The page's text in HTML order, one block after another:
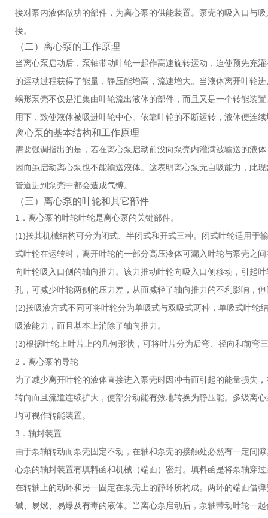
接对泵内液体做功的部件，为离心泵的供能装置。泵壳的吸入口与
接。
（二）离心泵的工作原理
当离心泵启动后，泵轴带动叶轮一起作高速旋转运动，迫使预先充
的运动过程获得了能量，静压能增高，流速增大。当液体离开叶轮
蜗形泵壳不仅是汇集由叶轮流出液体的部件，而且又是一个转能装
用下，致使液体被吸进叶轮中心。依靠叶轮的不断运转，液体便连
离心泵的基本结构和工作原理
需要强调指出的是，若在离心泵启动前没向泵壳内灌满被输送的液
因而虽启动离心泵也不能输送液体。这表明离心泵无自吸能力，此
管道进到泵壳中都会造成气缚。
（三）离心泵的叶轮和其它部件
1．离心泵的叶轮叶轮是离心泵的关键部件。
(1)按其机械结构可分为闭式、半闭式和开式三种。闭式叶轮适用于
式叶轮在运转时，离开叶轮的一部分高压液体可漏入叶轮与泵壳之
向叶轮吸入口侧的轴向推力。该力推动叶轮向吸入口侧移动，引起
孔，可减少叶轮两侧的压力差，从而减轻了轴向推力的不利影响，
(2)按吸液方式不同可将叶轮分为单吸式与双吸式两种，单吸式叶轮
吸液能力，而且基本上消除了轴向推力。
(3)根据叶轮上叶片上的几何形状，可将叶片分为后弯、径向和前弯
2．离心泵的导轮
为了减少离开叶轮的液体直接进入泵壳时因冲击而引起的能量损失
转向而且流道连续扩大，使部分动能有效地转换为静压能。多级离
均可视作转能装置。
3．轴封装置
由于泵轴转动而泵壳固定不动，在轴和泵壳的接触处必然有一定间
心泵的轴封装置有填料函和机械（端面）密封。填料函是将泵轴穿
在转轴上的动环和另一固定在泵壳上的静环所构成。两环的端面借
碱、易燃、易爆及有毒的液体。当离心泵启动后，泵轴带动叶轮一